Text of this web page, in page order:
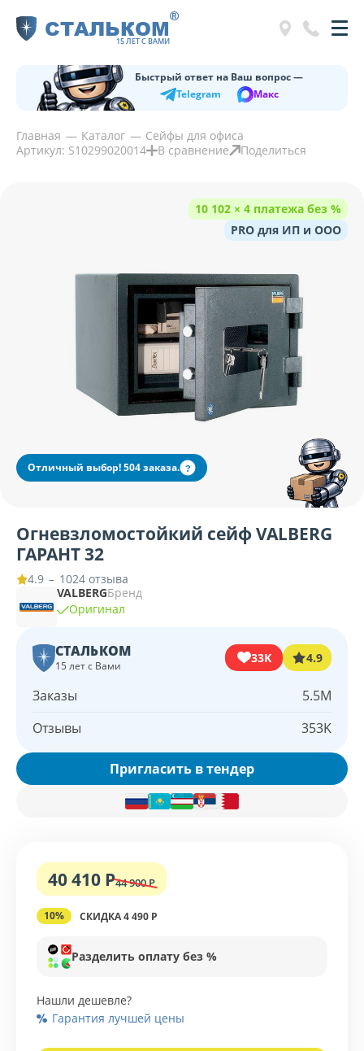
СТАЛЬКОМ
15 ЛЕТ С ВАМИ
®
Быстрый ответ на Ваш вопрос —
Telegram
Макс
Главная Каталог
Сейфы для офиса
Артикул: S10299020014
В сравнение Поделиться
10 102 × 4 платежа без %
PRO для ИП и ООО
Отличный выбор! 504 заказа. ?
Огневзломостойкий сейф VALBERG
ГАРАНТ 32
4.9 – 1024 отзыва
VALBERGБренд
Оригинал
СТАЛЬКОМ
15 лет с Вами
33K 4.9
Заказы
5.5M
Отзывы
353K
Пригласить в тендер
40 410 Р44 900 Р
10% СКИДКА 4 490 Р
Разделить оплату без %
Нашли дешевле?
Гарантия лучшей цены